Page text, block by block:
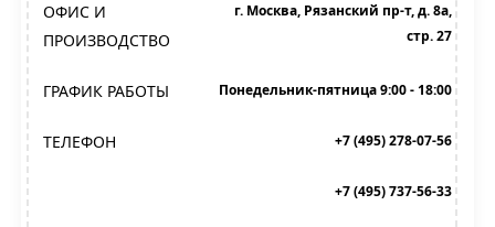
ОФИС И
ПРОИЗВОДСТВО
г. Москва, Рязанский пр-т, д. 8а,
стр. 27
ГРАФИК РАБОТЫ Понедельник-пятница 9:00 - 18:00
ТЕЛЕФОН +7 (495) 278-07-56
+7 (495) 737-56-33